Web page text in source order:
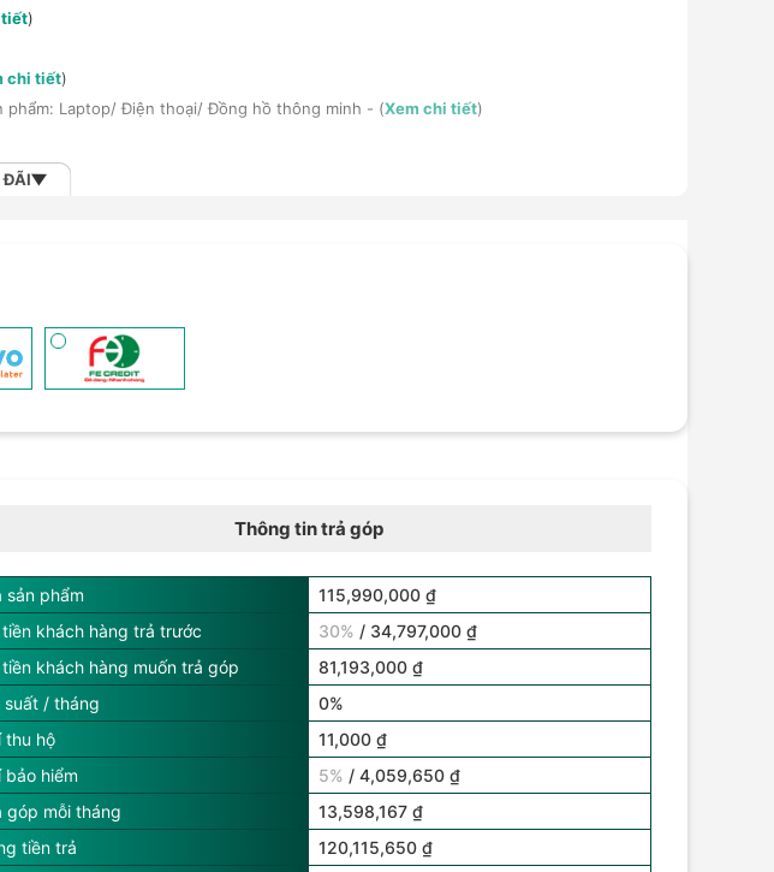
tiết)
chi tiết)
phẩm: Laptop/ Điện thoại/ Đồng hồ thông minh - (Xem chi tiết)
ĐÃI
Thông tin trả góp
sản phẩm
115,990,000 ₫
tiền khách hàng trả trước
30% / 34,797,000 ₫
tiền khách hàng muốn trả góp
81,193,000 ₫
suất / tháng
0%
thu hộ
11,000 ₫
bảo hiểm
5% / 4,059,650 ₫
góp mỗi tháng
13,598,167 ₫
tiền trả
120,115,650 ₫